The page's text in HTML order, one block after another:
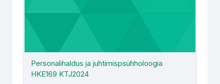
Personalihaldus ja juhtimispsühholoogia
HKE169 KTJ2024